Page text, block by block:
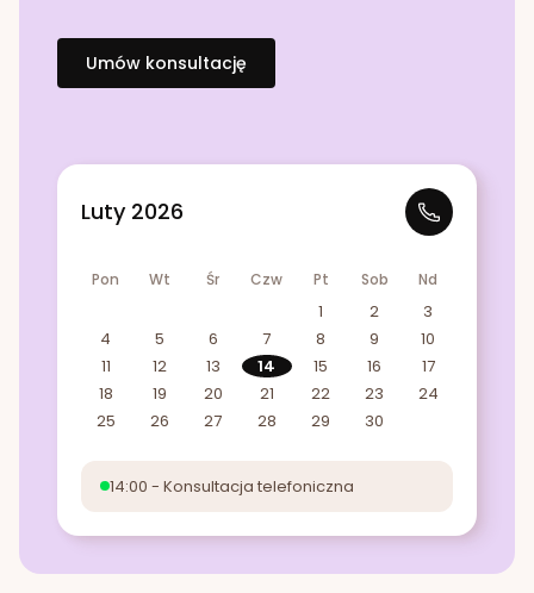
Umów konsultację
Luty 2026
Pon Wt Śr Czw Pt Sob Nd
1 2
3
4
5 6 7 8 9
10
11
12 13 14 15 16
17
18
19 20 21 22 23
24
25
26 27 28 29 30
14:00 - Konsultacja telefoniczna